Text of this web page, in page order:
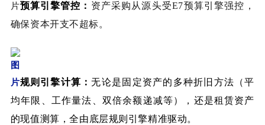
预算引擎管控： 资产采购从源头受E7预算引擎强控，
确保资本开支不超标。
规则引擎计算：无论是固定资产的多种折旧方法（平
均年限、工作量法、双倍余额递减等），还是租赁资产
的现值测算，全由底层规则引擎精准驱动。